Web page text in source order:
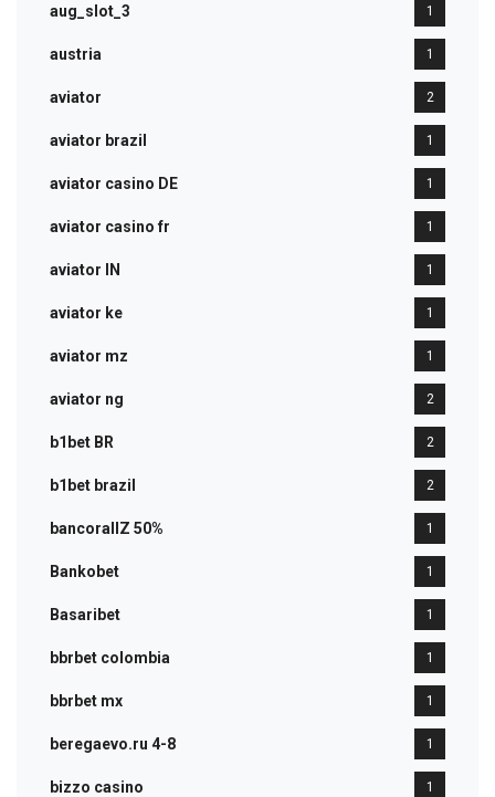
aug_slot_3 1
austria 1
aviator 2
aviator brazil 1
aviator casino DE 1
aviator casino fr 1
aviator IN 1
aviator ke 1
aviator mz 1
aviator ng 2
b1bet BR 2
b1bet brazil 2
bancorallZ 50% 1
Bankobet 1
Basaribet 1
bbrbet colombia 1
bbrbet mx 1
beregaevo.ru 4-8 1
bizzo casino 1